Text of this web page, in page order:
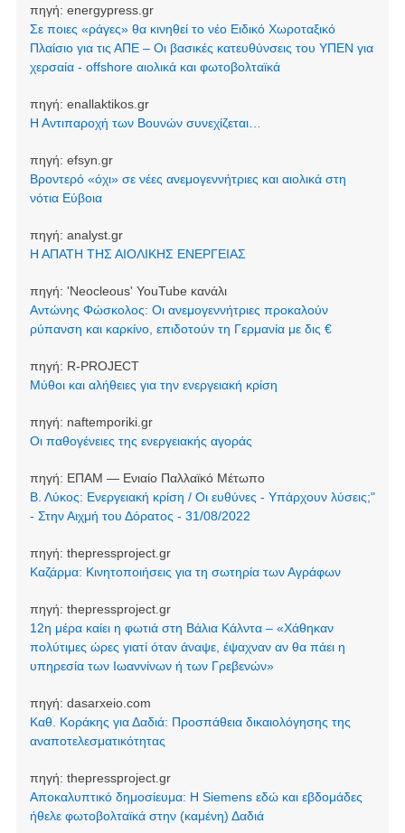
πηγή: energypress.gr
Σε ποιες «ράγες» θα κινηθεί το νέο Ειδικό Χωροταξικό
Πλαίσιο για τις ΑΠΕ – Οι βασικές κατευθύνσεις του ΥΠΕΝ για
χερσαία - offshore αιολικά και φωτοβολταϊκά
πηγή: enallaktikos.gr
Η Αντιπαροχή των Βουνών συνεχίζεται…
πηγή: efsyn.gr
Βροντερό «όχι» σε νέες ανεμογεννήτριες και αιολικά στη
νότια Εύβοια
πηγή: analyst.gr
Η ΑΠΑΤΗ ΤΗΣ ΑΙΟΛΙΚΗΣ ΕΝΕΡΓΕΙΑΣ
πηγή: 'Neocleοus' YouTube κανάλι
Αντώνης Φώσκολος: Οι ανεμογεννήτριες προκαλούν
ρύπανση και καρκίνο, επιδοτούν τη Γερμανία με δις €
πηγή: R-PROJECT
Μύθοι και αλήθειες για την ενεργειακή κρίση
πηγή: naftemporiki.gr
Οι παθογένειες της ενεργειακής αγοράς
πηγή: ΕΠΑΜ — Ενιαίο Παλλαϊκό Μέτωπο
Β. Λύκος: Ενεργειακή κρίση / Οι ευθύνες - Υπάρχουν λύσεις;"
- Στην Αιχμή του Δόρατος - 31/08/2022
πηγή: thepressproject.gr
Καζάρμα: Κινητοποιήσεις για τη σωτηρία των Αγράφων
πηγή: thepressproject.gr
12η μέρα καίει η φωτιά στη Βάλια Κάλντα – «Χάθηκαν
πολύτιμες ώρες γιατί όταν άναψε, έψαχναν αν θα πάει η
υπηρεσία των Ιωαννίνων ή των Γρεβενών»
πηγή: dasarxeio.com
Καθ. Κοράκης για Δαδιά: Προσπάθεια δικαιολόγησης της
αναποτελεσματικότητας
πηγή: thepressproject.gr
Αποκαλυπτικό δημοσίευμα: Η Siemens εδώ και εβδομάδες
ήθελε φωτοβολταϊκά στην (καμένη) Δαδιά